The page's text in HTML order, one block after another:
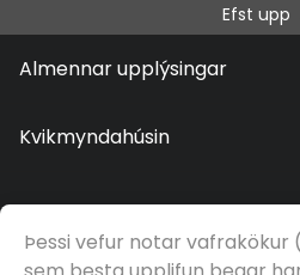
Efst upp
Almennar upplýsingar
Kvikmyndahúsin
©
Þessi vefur notar vafrakökur